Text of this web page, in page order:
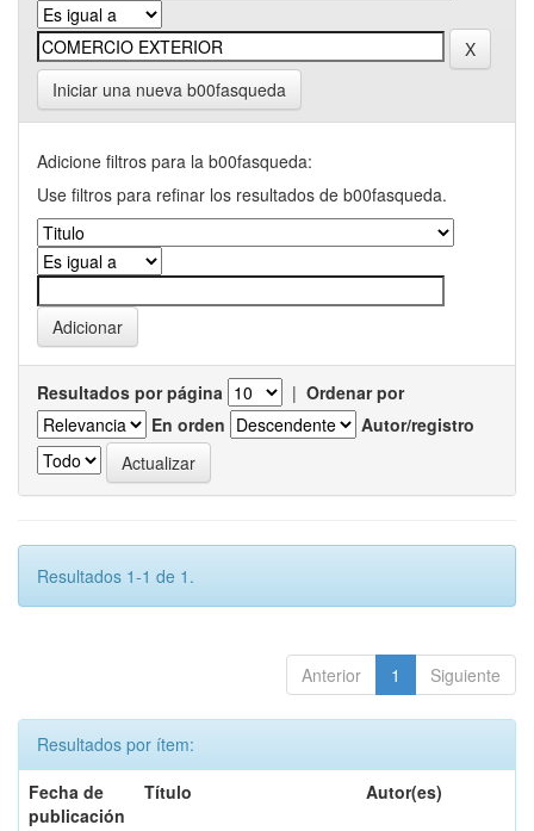
Iniciar una nueva b00fasqueda
Adicione filtros para la b00fasqueda:
Use filtros para refinar los resultados de b00fasqueda.
Resultados por página | Ordenar por
En orden
Autor/registro
Resultados 1-1 de 1.
Anterior 1 Siguiente
Resultados por ítem:
Fecha de
publicación
Título Autor(es)